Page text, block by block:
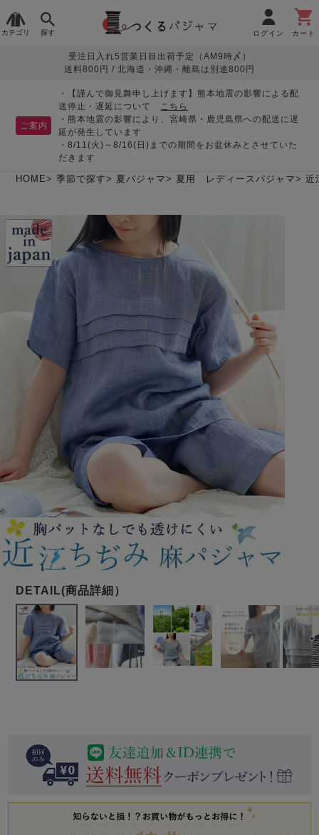
カテゴリ 探す ログイン カート
レディースパジャマ
春 秋
メンズパジャマ
春 夏 秋
ガールズパジャマ
ボーイズパジャマ
生地で
さがす
オーガニック素材
柳
ニット/ストレッチ
売れ筋ランキング
目的別で
さがす
敏感肌用
パジャマ
入院・介護
胸が目立たない
マタニティ
パジャマ
ペアで
そろえたい
体型別におすすめパジ
年齢別におすすめパジ
ャマ
ルームウェア
インナーウェア 生活雑貨 カタログギフト
売れ筋ランキング
- Item Ranking -
- New Arrival -
目的別でさがす一覧はこちら
デザインで
さがす
ィース
パジャマ
かぶり
胸がすけない
羽織・バスロ
ーブ
上着単品
ズボン単品
すべてのメン
ズ
パジャマ
長袖 半袖
かぶり スリーパー
ーブ
夏パジャマ特集 つくるパジャマとは
お支払い・送料・配送
について
返品・交換について
会社概要 お買い物ガイド 安心の日本製
SDGsの取り組み
受注日入れ5営業日目出荷予定（AM9時〆）
送料800円 / 北海道・沖縄・離島は別途800円
ご案内
・【謹んで御見舞申し上げます】熊本地震の影響による配
送停止・遅延について こちら
・熊本地震の影響により、宮崎県・鹿児島県への配送に遅
延が発生しています
・8/11(火)～8/16(日)までの期間をお盆休みとさせていた
だきます
HOME 季節で探す 夏パジャマ 夏用 レディースパジャマ 近